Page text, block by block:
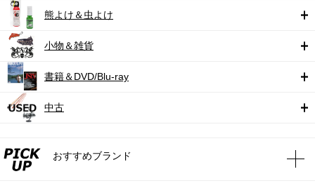
熊よけ＆虫よけ
小物＆雑貨
書籍＆DVD/Blu-ray
中古
おすすめブランド